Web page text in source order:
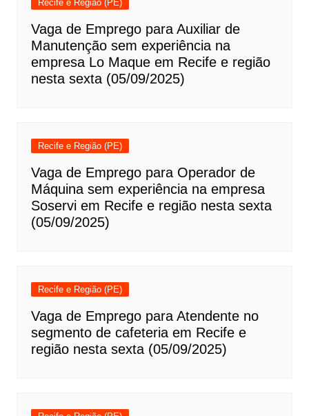
Recife e Região (PE)
Vaga de Emprego para Auxiliar de
Manutenção sem experiência na
empresa Lo Maque em Recife e região
nesta sexta (05/09/2025)
Recife e Região (PE)
Vaga de Emprego para Operador de
Máquina sem experiência na empresa
Soservi em Recife e região nesta sexta
(05/09/2025)
Recife e Região (PE)
Vaga de Emprego para Atendente no
segmento de cafeteria em Recife e
região nesta sexta (05/09/2025)